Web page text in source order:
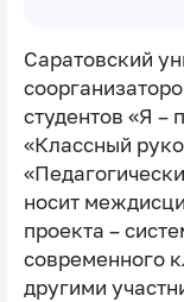
Саратовский
студентов «Я –
«Классный
носит
проекта –
современного
другими